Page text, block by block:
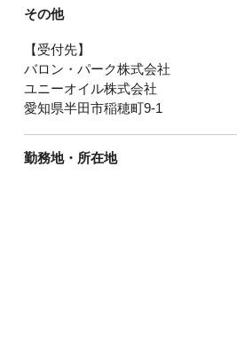
その他
【受付先】
バロン・パーク株式会社
ユニーオイル株式会社
愛知県半田市稲穂町9-1
勤務地・所在地